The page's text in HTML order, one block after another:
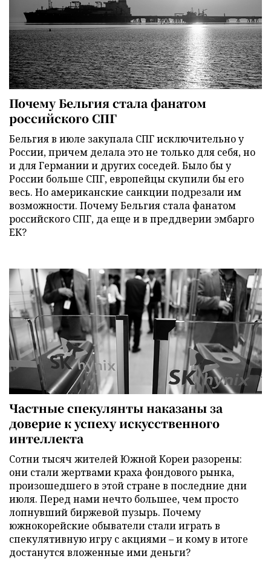
Почему Бельгия стала фанатом
российского СПГ
Бельгия в июле закупала СПГ исключительно у
России, причем делала это не только для себя, но
и для Германии и других соседей. Было бы у
России больше СПГ, европейцы скупили бы его
весь. Но американские санкции подрезали им
возможности. Почему Бельгия стала фанатом
российского СПГ, да еще и в преддверии эмбарго
ЕК?
Частные спекулянты наказаны за
доверие к успеху искусственного
интеллекта
Сотни тысяч жителей Южной Кореи разорены:
они стали жертвами краха фондового рынка,
произошедшего в этой стране в последние дни
июля. Перед нами нечто большее, чем просто
лопнувший биржевой пузырь. Почему
южнокорейские обыватели стали играть в
спекулятивную игру с акциями – и кому в итоге
достанутся вложенные ими деньги?